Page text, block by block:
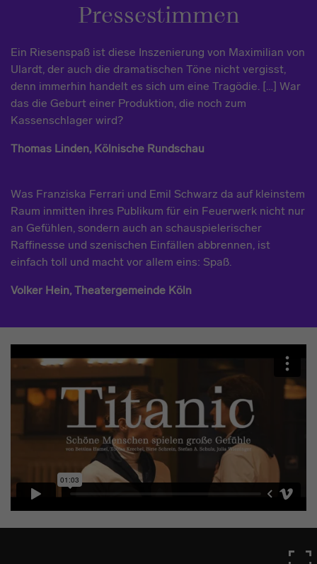
Pressestimmen
Ein Riesenspaß ist diese Inszenierung von Maximilian von
Ulardt, der auch die dramatischen Töne nicht vergisst,
denn immerhin handelt es sich um eine Tragödie. […] War
das die Geburt einer Produktion, die noch zum
Kassenschlager wird?
Thomas Linden, Kölnische Rundschau
Was Franziska Ferrari und Emil Schwarz da auf kleinstem
Raum inmitten ihres Publikum für ein Feuerwerk nicht nur
an Gefühlen, sondern auch an schauspielerischer
Raffinesse und szenischen Einfällen abbrennen, ist
einfach toll und macht vor allem eins: Spaß.
Volker Hein, Theatergemeinde Köln